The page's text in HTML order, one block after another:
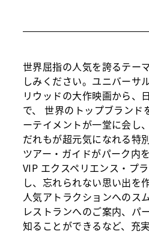
世界屈指の人気を誇るテー
しみください。ユニバーサ
リウッドの大作映画から、
で、 世界のトップブラン
ーテイメントが一堂に会し
だれもが超元気になれる特
ツアー・ガイドがパーク内
VIP エクスペリエンス・プ
し、忘れられない思い出を
人気アトラクションへのス
レストランへのご案内、パ
知ることができるなど、充